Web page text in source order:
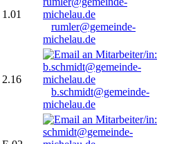
1.01
rumler@gemeinde-
michelau.de
2.16
b.schmidt@gemeinde-
michelau.de